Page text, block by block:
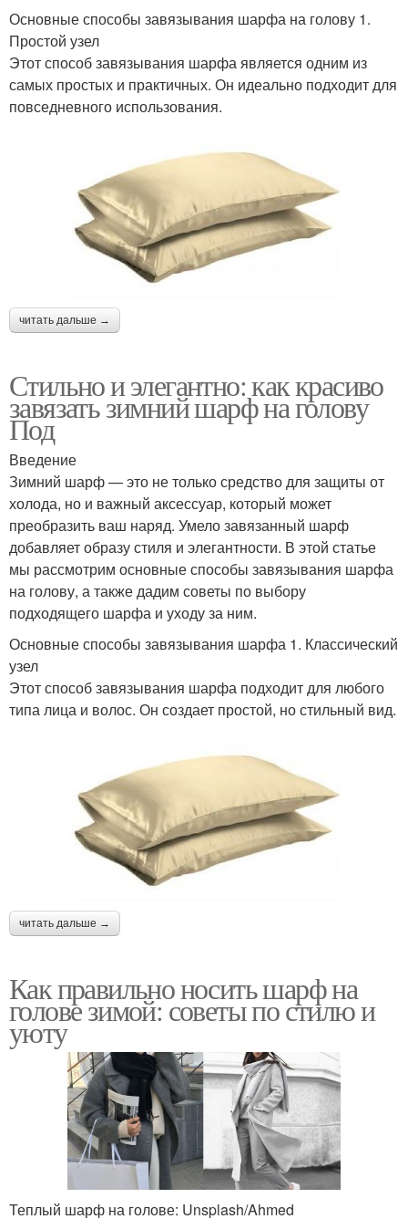
Основные способы завязывания шарфа на голову 1.
Простой узел
Этот способ завязывания шарфа является одним из
самых простых и практичных. Он идеально подходит для
повседневного использования.
читать дальше →
Стильно и элегантно: как красиво
завязать зимний шарф на голову
Под
Введение
Зимний шарф — это не только средство для защиты от
холода, но и важный аксессуар, который может
преобразить ваш наряд. Умело завязанный шарф
добавляет образу стиля и элегантности. В этой статье
мы рассмотрим основные способы завязывания шарфа
на голову, а также дадим советы по выбору
подходящего шарфа и уходу за ним.
Основные способы завязывания шарфа 1. Классический
узел
Этот способ завязывания шарфа подходит для любого
типа лица и волос. Он создает простой, но стильный вид.
читать дальше →
Как правильно носить шарф на
голове зимой: советы по стилю и
уюту
Теплый шарф на голове: Unsplash/Ahmed